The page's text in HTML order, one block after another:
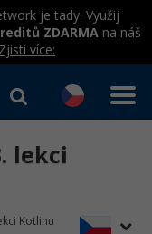
je tady. Využij
ZDARMAna náš
Zjisti více:
lekci
Kotlinu